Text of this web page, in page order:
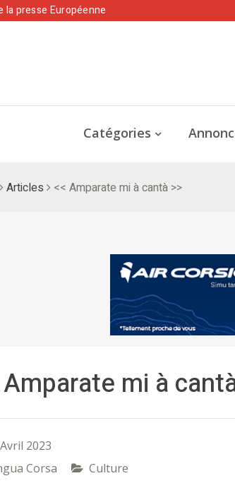
la presse Européenne
Catégories
Articles << Amparate mi à cantà >>
mi à
2023
Corsa
Culture